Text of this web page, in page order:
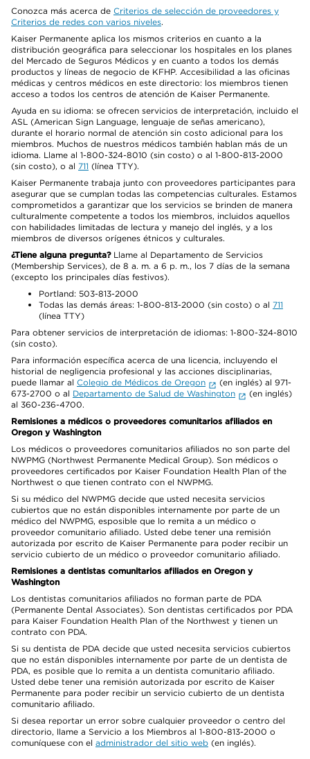
Conozca más acerca de Criterios de selección de proveedores y
Criterios de redes con varios niveles.
Kaiser Permanente aplica los mismos criterios en cuanto a la
distribución geográfica para seleccionar los hospitales en los planes
del Mercado de Seguros Médicos y en cuanto a todos los demás
productos y líneas de negocio de KFHP. Accesibilidad a las oficinas
médicas y centros médicos en este directorio: los miembros tienen
acceso a todos los centros de atención de Kaiser Permanente.
Ayuda en su idioma: se ofrecen servicios de interpretación, incluido el
ASL (American Sign Language, lenguaje de señas americano),
durante el horario normal de atención sin costo adicional para los
miembros. Muchos de nuestros médicos también hablan más de un
idioma. Llame al 1-800-324-8010 (sin costo) o al 1-800-813-2000
(sin costo), o al 711 (línea TTY).
Kaiser Permanente trabaja junto con proveedores participantes para
asegurar que se cumplan todas las competencias culturales. Estamos
comprometidos a garantizar que los servicios se brinden de manera
culturalmente competente a todos los miembros, incluidos aquellos
con habilidades limitadas de lectura y manejo del inglés, y a los
miembros de diversos orígenes étnicos y culturales.
¿Tiene alguna pregunta?Llame al Departamento de Servicios
(Membership Services), de 8 a. m. a 6 p. m., los 7 días de la semana
(excepto los principales días festivos).
Portland: 503-813-2000
Todas las demás áreas: 1-800-813-2000 (sin costo) o al 711
(línea TTY)
Para obtener servicios de interpretación de idiomas: 1-800-324-8010
(sin costo).
Para información específica acerca de una licencia, incluyendo el
historial de negligencia profesional y las acciones disciplinarias,
puede llamar al Colegio de Médicos de Oregon
(en inglés) al 971-
673-2700 o al Departamento de Salud de Washington
(en inglés)
al 360-236-4700.
Remisiones a médicos o proveedores comunitarios afiliados en
Oregon y Washington
Los médicos o proveedores comunitarios afiliados no son parte del
NWPMG (Northwest Permanente Medical Group). Son médicos o
proveedores certificados por Kaiser Foundation Health Plan of the
Northwest o que tienen contrato con el NWPMG.
Si su médico del NWPMG decide que usted necesita servicios
cubiertos que no están disponibles internamente por parte de un
médico del NWPMG, esposible que lo remita a un médico o
proveedor comunitario afiliado. Usted debe tener una remisión
autorizada por escrito de Kaiser Permanente para poder recibir un
servicio cubierto de un médico o proveedor comunitario afiliado.
Remisiones a dentistas comunitarios afiliados en Oregon y
Washington
Los dentistas comunitarios afiliados no forman parte de PDA
(Permanente Dental Associates). Son dentistas certificados por PDA
para Kaiser Foundation Health Plan of the Northwest y tienen un
contrato con PDA.
Si su dentista de PDA decide que usted necesita servicios cubiertos
que no están disponibles internamente por parte de un dentista de
PDA, es posible que lo remita a un dentista comunitario afiliado.
Usted debe tener una remisión autorizada por escrito de Kaiser
Permanente para poder recibir un servicio cubierto de un dentista
comunitario afiliado.
Si desea reportar un error sobre cualquier proveedor o centro del
directorio, llame a Servicio a los Miembros al 1-800-813-2000 o
comuníquese con el administrador del sitio web (en inglés).